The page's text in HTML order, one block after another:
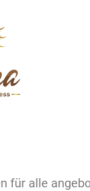
für alle